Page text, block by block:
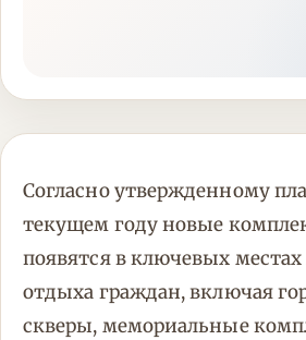
Согласно утвержденному
текущем году новые
появятся в ключевых местах
отдыха граждан, включая
скверы, мемориальные